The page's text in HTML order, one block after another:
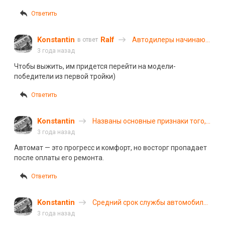
Ответить
Konstantin в ответ Ralf
Автодилеры начинают
3 года назад
Чтобы выжить, им придется перейти на модели-
победители из первой тройки)
Ответить
Konstantin
Названы основные признаки того,
3 года назад
Автомат — это прогресс и комфорт, но восторг пропадает
после оплаты его ремонта.
Ответить
Konstantin
Средний срок службы автомобиля
3 года назад